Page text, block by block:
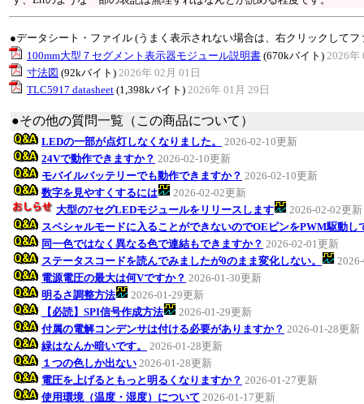
●データシート・ファイル (うまく表示されない場合は、右クリックして
100mm大型７セグメント表示器モジュール説明書 (670kバイト) 2026年
寸法図 (92kバイト) 2026年 02月 01日
TLC5917 datasheet (1,398kバイト) 2026年 01月 29日
●その他の質問一覧（この商品について）
LEDの一部が点灯しなくなりました。
2026-02-10更新
24Vで動作できますか？ 2026-02-10更新
モバイルバッテリーでも動作できますか？ 2026-02-10更新
数字を見やすくするには
2026-02-02更新
大型の7セグLEDモジュールをリリースします
2026-02-02更新
スペシャルモードに入ることができないのでOEピンをPWM駆動し
同一色ではなく異なる色で連結もできますか？ 2026-02-01更新
ステータスコードを読んでみましたが0のまま変化しない。
電源電圧の最大は何Vですか？ 2026-01-30更新
明るさ調整方法
2026-01-29更新
【必読】SPI信号作成方法
2026-01-29更新
付属の電解コンデンサは付ける必要がありますか？ 2026-01-28更新
緑はなんか暗いです。
2026-01-28更新
１つの色しか出ない 2026-01-28更新
電圧を上げるともっと明るくなりますか？ 2026-01-27更新
使用環境（温度・湿度）について 2026-01-17更新